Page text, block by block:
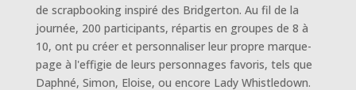
de scrapbooking inspiré des Bridgerton. Au fil de la
journée, 200 participants, répartis en groupes de 8 à
10, ont pu créer et personnaliser leur propre marque-
page à l'effigie de leurs personnages favoris, tels que
Daphné, Simon, Eloise, ou encore Lady Whistledown.